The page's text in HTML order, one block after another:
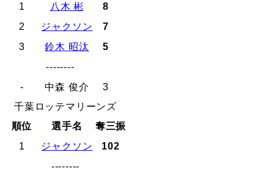
1
八木 彬
8
2
ジャクソン
7
3
鈴木 昭汰
5
--------
-
中森 俊介
3
千葉ロッテマリーンズ
順位
選手名
奪三振
1
ジャクソン
102
--------